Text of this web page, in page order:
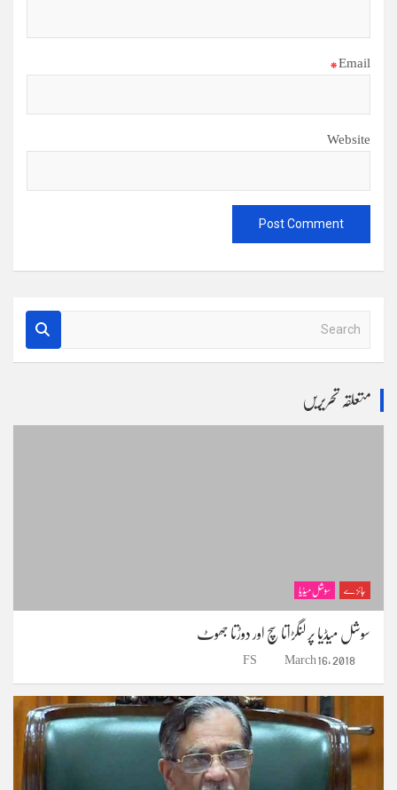
Email
*
Website
a
متعلقہ تحریریں
جائزے سوشل میڈیا
سوشل میڈیا پر لنگڑاتا سچ اور دوڑتا جھوٹ
March 16, 2018
FS